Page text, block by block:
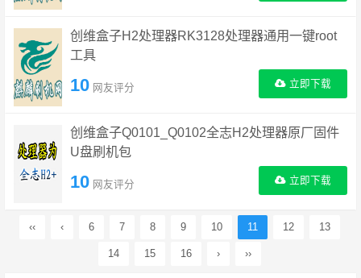
创维盒子H2处理器RK3128处理器通用一键root
工具
10 网友评分 立即下载
创维盒子Q0101_Q0102全志H2处理器原厂固件
U盘刷机包
10 网友评分 立即下载
‹‹ ‹ 6 7 8 9 10 11 12 13
14 15 16 › ››